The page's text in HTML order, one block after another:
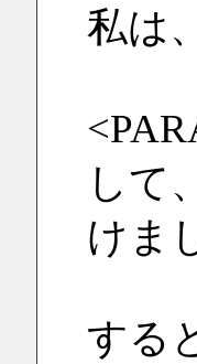
私は
して
けま
する